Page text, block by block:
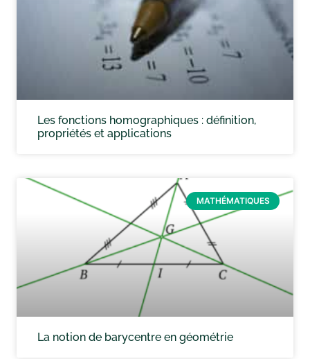
Les fonctions homographiques : définition,
propriétés et applications
MATHÉMATIQUES
La notion de barycentre en géométrie